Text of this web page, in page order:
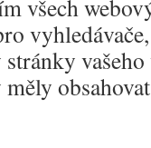
všech